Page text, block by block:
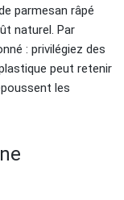
parmesan râpé
naturel. Par
: privilégiez des
peut retenir
les